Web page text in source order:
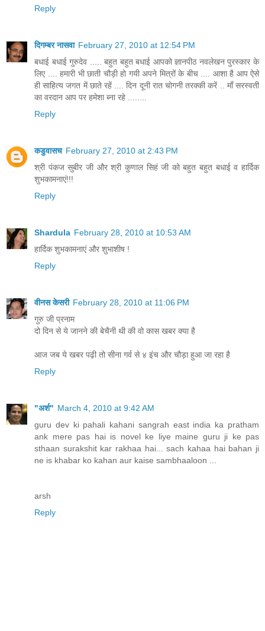
Reply
दिगम्बर नासवा February 27, 2010 at 12:54 PM
बधाई बधाई गुरुदेव ..... बहुत बहुत बधाई आपको ज्ञानपीठ नवलेखन पुरस्कार के
लिए .... हमारी भी छाती चौड़ी हो गयी अपने मित्रों के बीच .... आशा है आप ऐसे
ही साहित्य जगत में छाते रहें .... दिन दूनी रात चोगनी तरक्की करें .. माँ सरस्वती
का वरदान आप पर हमेशा ब्ना रहे ........
Reply
कडुवासच February 27, 2010 at 2:43 PM
श्री पंकज सुबीर जी और श्री कुणाल सिहं जी को बहुत बहुत बधाई व हार्दिक
शुभकामनाएं!!!
Reply
Shardula February 28, 2010 at 10:53 AM
हार्दिक शुभकामनाएं और शुभाशीष !
Reply
वीनस केसरी February 28, 2010 at 11:06 PM
गुरु जी प्रनाम
दो दिन से ये जानने की बेचैनी थी की वो कास खबर क्या है
आज जब ये खबर पढ़ी तो सीना गर्व से ४ इंच और चौड़ा हुआ जा रहा है
Reply
"अर्श" March 4, 2010 at 9:42 AM
guru dev ki pahali kahani sangrah east india ka pratham
ank mere pas hai is novel ke liye maine guru ji ke pas
sthaan surakshit kar rakhaa hai... sach kahaa hai bahan ji
ne is khabar ko kahan aur kaise sambhaaloon ...
arsh
Reply